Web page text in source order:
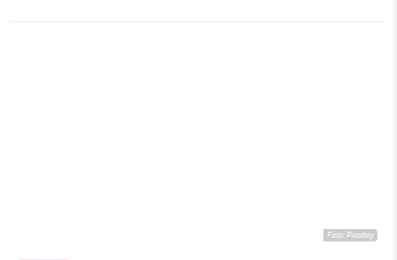
Foto:Pixabay